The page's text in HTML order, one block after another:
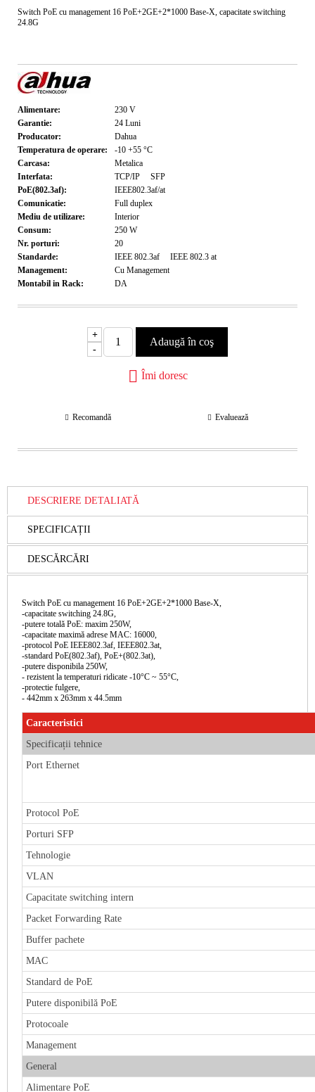
Switch PoE cu management 16 PoE+2GE+2*1000 Base-X, capacitate switching
24.8G
Alimentare: 230 V
Garantie:
24 Luni
Producator:
Dahua
Temperatura de operare:
-10 +55 °C
Carcasa:
Metalica
Interfata:
TCP/IP
SFP
PoE(802.3af):
IEEE802.3af/at
Comunicatie:
Full duplex
Mediu de utilizare:
Interior
Consum:
250 W
Nr. porturi:
20
Standarde:
IEEE 802.3af
IEEE 802.3 at
Management:
Cu Management
Montabil in Rack:
DA
+
-
Îmi doresc
Recomandă Evaluează
DESCRIERE DETALIATĂ
SPECIFICAȚII
DESCĂRCĂRI
Switch PoE cu management 16 PoE+2GE+2*1000 Base-X,
-capacitate switching 24.8G,
-putere totală PoE: maxim 250W,
-capacitate maximă adrese MAC: 16000,
-protocol PoE IEEE802.3af, IEEE802.3at,
-standard PoE(802.3af), PoE+(802.3at),
-putere disponibila 250W,
- rezistent la temperaturi ridicate -10°C ~ 55°C,
-protectie fulgere,
- 442mm x 263mm x 44.5mm
Caracteristici
Specificații tehnice
Port Ethernet
Protocol PoE
Porturi SFP
Tehnologie
VLAN
Capacitate switching intern
Packet Forwarding Rate
Buffer pachete
MAC
Standard de PoE
Putere disponibilă PoE
Protocoale
Management
General
Alimentare PoE